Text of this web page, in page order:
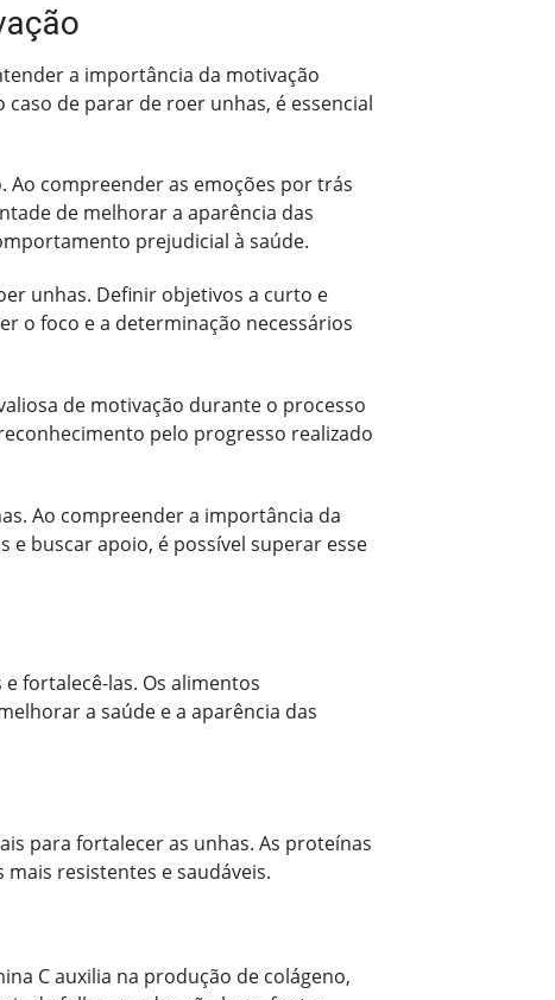
a importância da motivação
de parar de roer unhas, é essencial
Ao compreender as emoções por trás
de melhorar a aparência das
prejudicial à saúde.
unhas. Definir objetivos a curto e
o foco e a determinação necessários
de motivação durante o processo
pelo progresso realizado
Ao compreender a importância da
buscar apoio, é possível superar esse
fortalecê-las. Os alimentos
a saúde e a aparência das
para fortalecer as unhas. As proteínas
resistentes e saudáveis.
C auxilia na produção de colágeno,